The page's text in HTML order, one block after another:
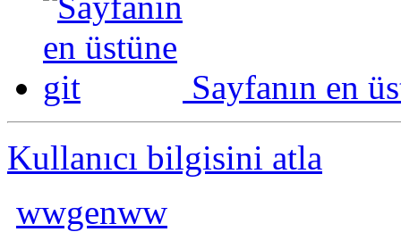
Sayfanın en
Kullanıcı bilgisini atla
wwgenww